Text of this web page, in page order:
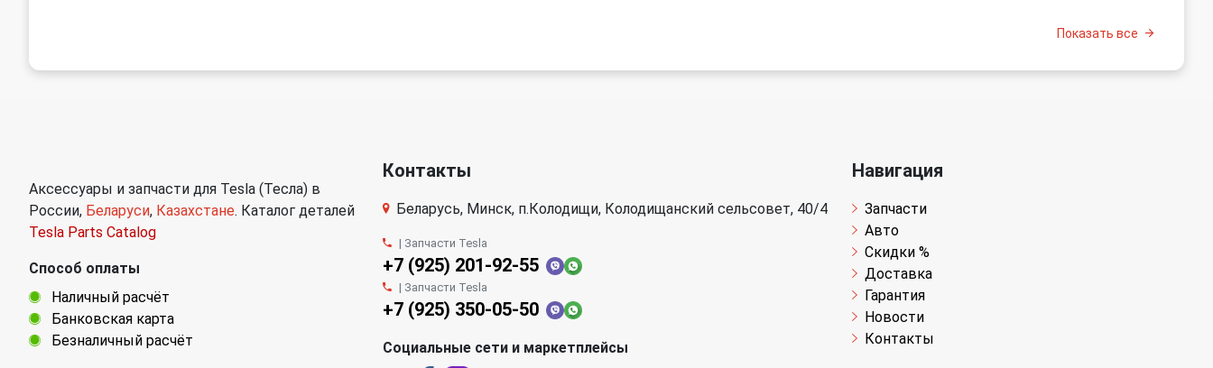
Показать все
Аксессуары и запчасти для Tesla (Тесла) в
России, Беларуси, Казахстане. Каталог деталей
Tesla Parts Catalog
Способ оплаты
Наличный расчёт
Банковская карта
Безналичный расчёт
Контакты
Беларусь, Минск, п.Колодищи, Колодищанский сельсовет, 40/4
| Запчасти Tesla
+7 (925) 201-92-55
| Запчасти Tesla
+7 (925) 350-05-50
Социальные сети и маркетплейсы
Навигация
Запчасти
Авто
Скидки %
Доставка
Гарантия
Новости
Контакты